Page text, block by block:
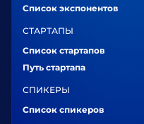
Список экспонентов
СТАРТАПЫ
Список стартапов
Путь стартапа
СПИКЕРЫ
Список спикеров